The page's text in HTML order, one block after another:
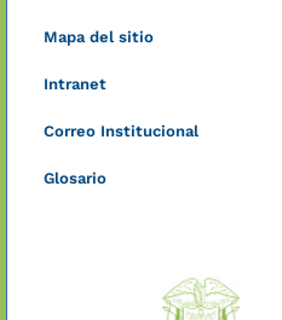
Mapa del sitio
Intranet
Correo Institucional
Glosario